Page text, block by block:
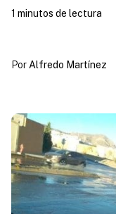
Por Alfredo Martínez
1 minutos de lectura